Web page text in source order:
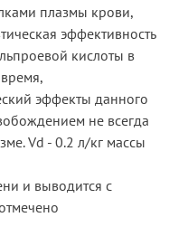
плазмы крови,
эффективность
кислоты в
эффекты данного
не всегда
Vd - 0.2 л/кг массы
и выводится с